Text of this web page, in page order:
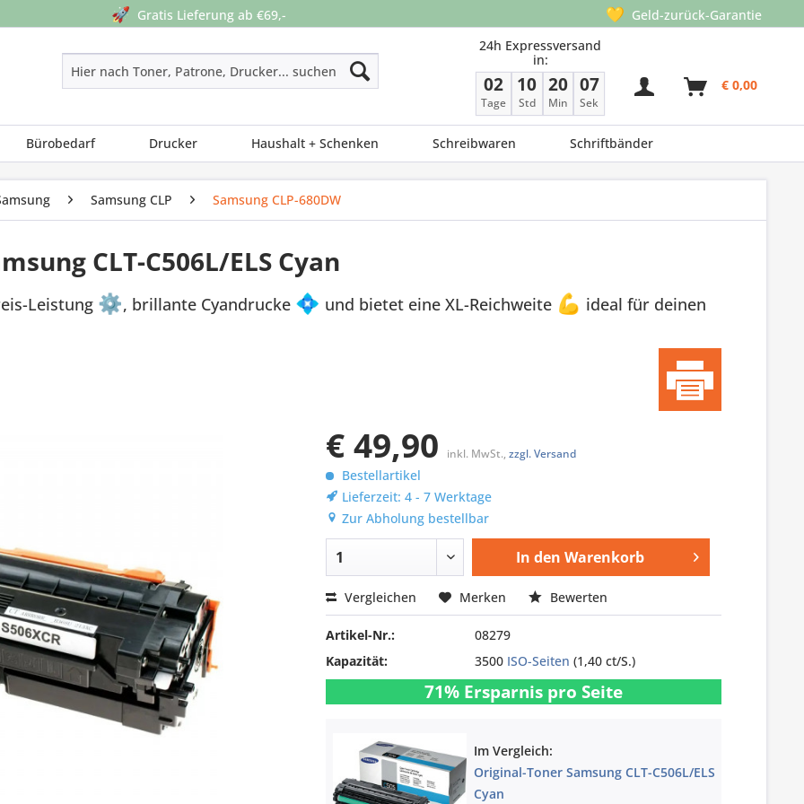
🚀 Gratis Lieferung ab €69,- 💛 Geld-zurück-Garantie
24h Expressversand
in:
02
Tage
10
Std
20
Min
07
Sek
€ 0,00
Bürobedarf Drucker Haushalt + Schenken Schreibwaren Schriftbänder
Samsung CLP Samsung CLP-680DW
CLT-C506L/ELS Cyan
Leistung ⚙, brillante Cyandrucke 💠 und bietet eine XL-Reichweite 💪 ideal für deinen
€ 49,90 inkl. MwSt.,zzgl. Versand
Bestellartikel
Lieferzeit: 4 - 7 Werktage
Zur Abholung bestellbar
In den Warenkorb
Vergleichen Merken Bewerten
Artikel-Nr.:
08279
Kapazität:
3500 ISO-Seiten (1,40 ct/S.)
71% Ersparnis pro Seite
Im Vergleich:
Original-Toner Samsung CLT-C506L/ELS
Cyan